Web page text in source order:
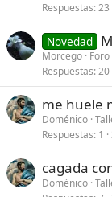
Respuestas 23
Novedad
Morcego
Respuestas 20
me huele
Doménico
Respuestas 1
cagada
Doménico